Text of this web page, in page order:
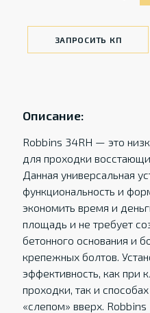
ЗАПРОСИТЬ КП
Описание:
Robbins 34RH — это
для проходки
Данная универсальная
функциональность и
экономить время и
площадь и не требует
бетонного основания и
крепежных болтов.
эффективность, как при
проходки, так и
«слепом» вверх.